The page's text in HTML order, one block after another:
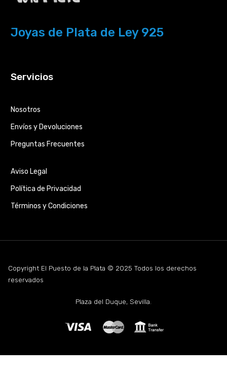
Joyas de Plata de Ley 925
Servicios
Nosotros
Envíos y Devoluciones
Preguntas Frecuentes
Aviso Legal
Política de Privacidad
Términos y Condiciones
Copyright El Puesto de la Plata © 2025 Todos los derechos
reservados
Plaza del Duque, Sevilla.